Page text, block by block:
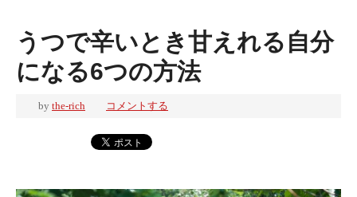
うつで辛いとき甘えれる自分
になる6つの方法
by the-rich コメントする